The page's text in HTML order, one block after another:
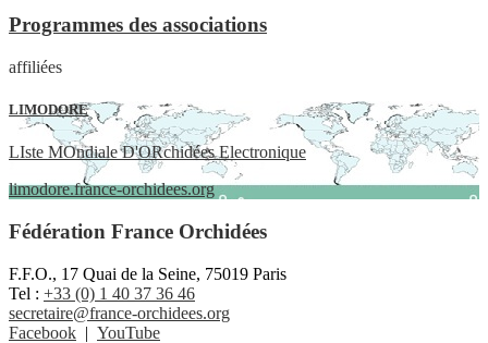
Programmes des associations
affiliées
LIMODORE
LIste MOndiale D'ORchidées Electronique
limodore.france-orchidees.org
Fédération France Orchidées
F.F.O., 17 Quai de la Seine, 75019 Paris
Tel : +33 (0) 1 40 37 36 46
secretaire@france-orchidees.org
Facebook | YouTube